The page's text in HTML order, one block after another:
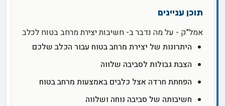
אמל"ק - על מה נדבר ב- חשיבות יצירת מרחב בטוח לכלב
היתרונות של יצירת מרחב בטוח עבור הכלב שלכם
הצבת גבולות לסביבה שלווה
הפחתת חרדה אצל כלבים באמצעות מרחב בטוח
חשיבותה של סביבה נוחה ושלווה